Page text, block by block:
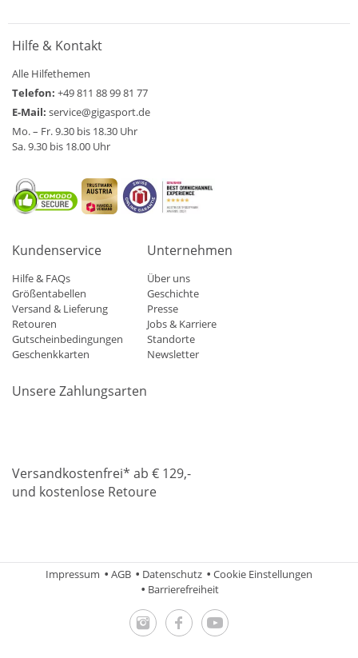
Hilfe & Kontakt
Alle Hilfethemen
Telefon: +49 811 88 99 81 77
E-Mail: service@gigasport.de
Mo. – Fr. 9.30 bis 18.30 Uhr
Sa. 9.30 bis 18.00 Uhr
Kundenservice
Hilfe & FAQs
Größentabellen
Versand & Lieferung
Retouren
Gutscheinbedingungen
Geschenkkarten
Unternehmen
Über uns
Geschichte
Presse
Jobs & Karriere
Standorte
Newsletter
Unsere Zahlungsarten
Versandkostenfrei* ab € 129,-
und kostenlose Retoure
Impressum AGB Datenschutz
Cookie Einstellungen
Barrierefreiheit